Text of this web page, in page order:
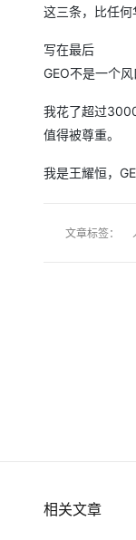
这三条，比任何
写在最后
GEO不是一个
我花了超过
值得被尊重。
我是王耀恒，
文章标签：
相关文章